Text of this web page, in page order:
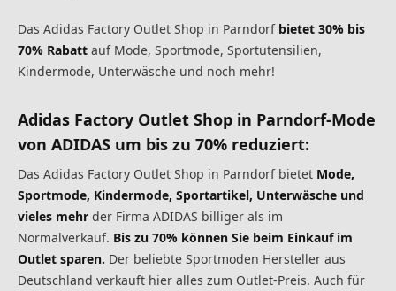
Das Adidas Factory Outlet Shop in Parndorfbietet 30% bis
70% Rabatt auf Mode, Sportmode, Sportutensilien,
Kindermode, Unterwäsche und noch mehr!
Adidas Factory Outlet Shop in Parndorf-Mode
von ADIDAS um bis zu 70% reduziert:
Das Adidas Factory Outlet Shop in Parndorf bietet Mode,
Sportmode, Kindermode, Sportartikel, Unterwäsche und
vieles mehr der Firma ADIDAS billiger als im
Normalverkauf. Bis zu 70% können Sie beim Einkauf im
Outlet sparen. Der beliebte Sportmoden Hersteller aus
Deutschland verkauft hier alles zum Outlet-Preis. Auch für